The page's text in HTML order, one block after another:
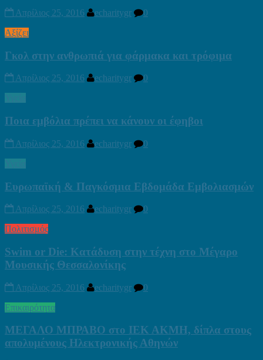
Απρίλιος 25, 2016 echaritygr
0
Αξίζει
Γκολ στην ανθρωπιά για φάρμακα και τρόφιμα
Απρίλιος 25, 2016 echaritygr
0
Ποια εμβόλια πρέπει να κάνουν οι έφηβοι
Απρίλιος 25, 2016 echaritygr
0
Ευρωπαϊκή & Παγκόσμια Εβδομάδα Εμβολιασμών
Απρίλιος 25, 2016 echaritygr
0
Πολιτισμός
Swim or Die: Κατάδυση στην τέχνη στο Μέγαρο
Μουσικής Θεσσαλονίκης
Απρίλιος 25, 2016 echaritygr
0
Επικαιρότητα
ΜΕΓΑΛΟ ΜΠΡΑΒΟ στo ΙΕΚ ΑΚΜΗ, δίπλα στους
απολυμένους Ηλεκτρονικής Αθηνών